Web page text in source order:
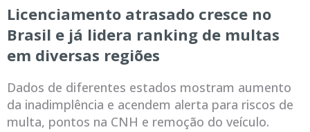
Licenciamento atrasado cresce no
Brasil e já lidera ranking de multas
em diversas regiões
Dados de diferentes estados mostram aumento
da inadimplência e acendem alerta para riscos de
multa, pontos na CNH e remoção do veículo.